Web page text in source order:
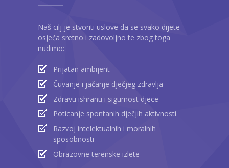
Naš cilj je stvoriti uslove da se svako dijete
osjeća sretno i zadovoljno te zbog toga
nudimo:
Prijatan ambijent
Čuvanje i jačanje dječjeg zdravlja
Zdravu ishranu i sigurnost djece
Poticanje spontanih dječjih aktivnosti
Razvoj intelektualnih i moralnih
sposobnosti
Obrazovne terenske izlete